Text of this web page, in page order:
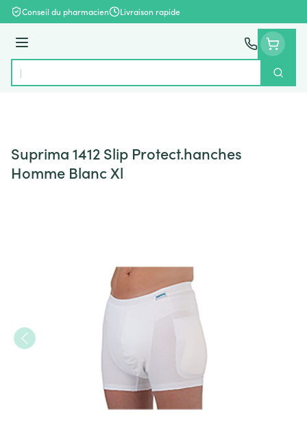
Aller au contenu
Conseil du pharmacien Livraison rapide
Menu
Rechercher
Suprima 1412 Slip Protect.hanches
Homme Blanc Xl